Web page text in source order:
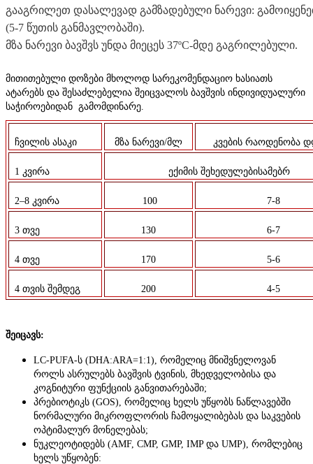
გააგრილეთ დასალევად გამზადებული ნარევი:
(5-7 წუთის განმავლობაში).
მზა ნარევი ბავშვს უნდა მიეცეს 37ºC-მდე გაგრილებული.
მითითებული დოზები მხოლოდ სარეკომენდაციო ხასიათს
ატარებს და შესაძლებელია შეიცვალოს ბავშვის ინდივიდუალური
საჭიროებიდან გამომდინარე
ჩვილის ასაკი მზა ნარევი/მლ კვების რაოდენობა
1კვირა ექიმის შეხედულებისამებრ
2–8კვირა 100 7-8
3თვე 130 6-7
4თვე 170 5-6
4თვის შემდეგ 200 4-5
შეიცავს:
LC-PUFA-ს (DHA:ARA=1:1), რომელიც მნიშვნელოვან
როლს ასრულებს ბავშვის ტვინის მხედველობისა და
კოგნიტური ფუნქციის განვითარებაში;
პრებიოტიკს (GOS), რომელიც ხელს უწყობს ნაწლავებში
ნორმალური მიკროფლორის ჩამოყალიბებას და საკვების
ოპტიმალურ მონელებას;
ნუკლეოტიდებს (AMF, CMP, GMP, IMP და UMP), რომლებიც
ხელს უწყობენ: